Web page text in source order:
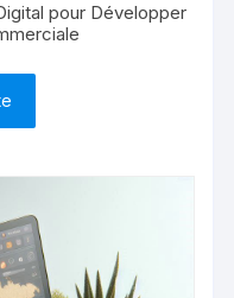
pour Développer